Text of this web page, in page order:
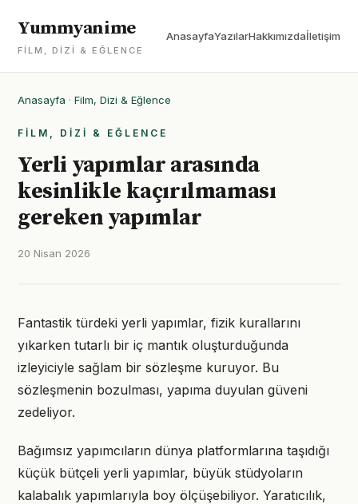
Yummyanime
FILM, DIZI & EĞLENCE
AnasayfaYazılarHakkımızdaİletişim
Anasayfa · Film, Dizi & Eğlence
FILM, DIZI & EĞLENCE
Yerli yapımlar arasında
kesinlikle kaçırılmaması
gereken yapımlar
20 Nisan 2026
Fantastik türdeki yerli yapımlar, fizik kurallarını
yıkarken tutarlı bir iç mantık oluşturduğunda
izleyiciyle sağlam bir sözleşme kuruyor. Bu
sözleşmenin bozulması, yapıma duyulan güveni
zedeliyor.
Bağımsız yapımcıların dünya platformlarına taşıdığı
küçük bütçeli yerli yapımlar, büyük stüdyoların
kalabalık yapımlarıyla boy ölçüşebiliyor. Yaratıcılık,